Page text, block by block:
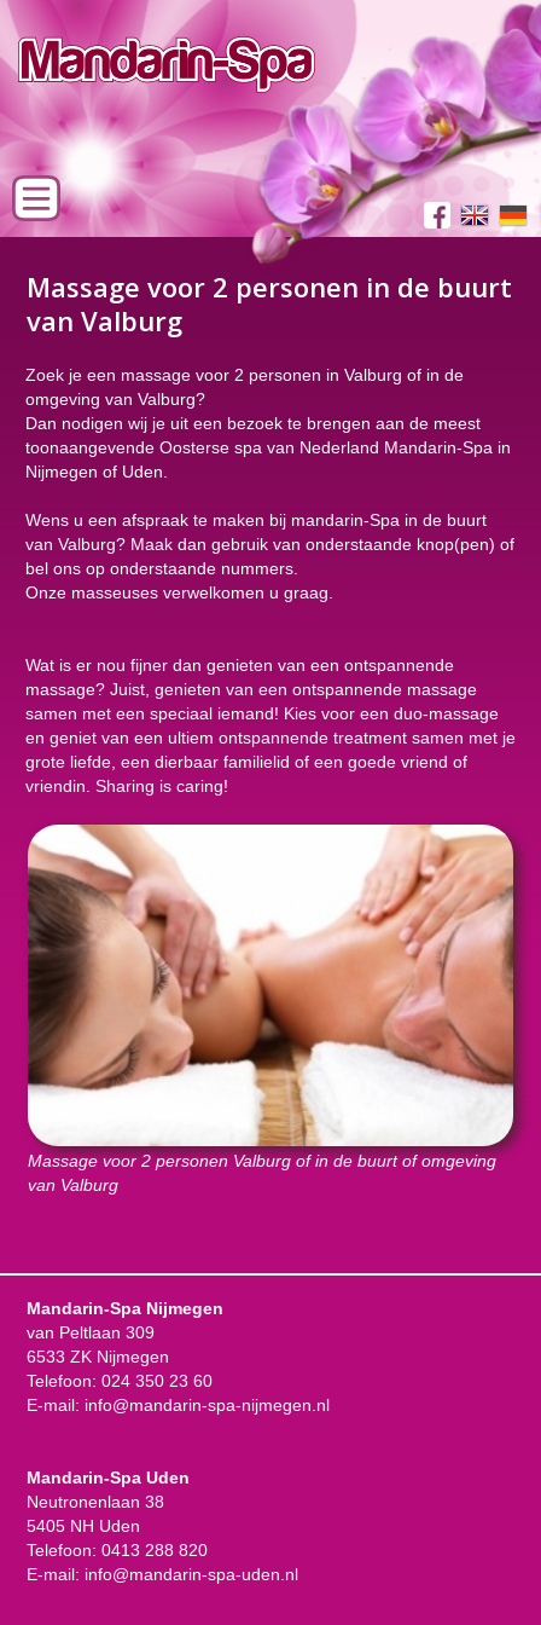
Massage voor 2 personen in de buurt
van Valburg
Zoek je een massage voor 2 personen in Valburg of in de
omgeving van Valburg?
Dan nodigen wij je uit een bezoek te brengen aan de meest
toonaangevende Oosterse spa van Nederland Mandarin-Spa in
Nijmegen of Uden.
Wens u een afspraak te maken bij mandarin-Spa in de buurt
van Valburg? Maak dan gebruik van onderstaande knop(pen) of
bel ons op onderstaande nummers.
Onze masseuses verwelkomen u graag.
Wat is er nou fijner dan genieten van een ontspannende
massage? Juist, genieten van een ontspannende massage
samen met een speciaal iemand! Kies voor een duo-massage
en geniet van een ultiem ontspannende treatment samen met je
grote liefde, een dierbaar familielid of een goede vriend of
vriendin. Sharing is caring!
Massage voor 2 personen Valburg of in de buurt of omgeving
van Valburg
Mandarin-Spa Nijmegen
van Peltlaan 309
6533 ZK Nijmegen
Telefoon: 024 350 23 60
E-mail: info@mandarin-spa-nijmegen.nl
Mandarin-Spa Uden
Neutronenlaan 38
5405 NH Uden
Telefoon: 0413 288 820
E-mail: info@mandarin-spa-uden.nl